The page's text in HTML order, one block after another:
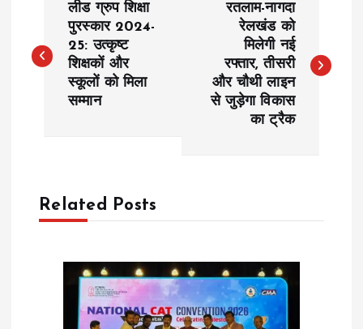
s
a
v
लीड ग्रुप शिक्षा
पुरस्कार 2024-
25: उत्कृष्ट
शिक्षकों और
स्कूलों को मिला
सम्मान
रतलाम-नागदा
रेलखंड को
मिलेगी नई
रफ्तार, तीसरी
और चौथी लाइन
से जुड़ेगा विकास
का ट्रैक
Related Posts